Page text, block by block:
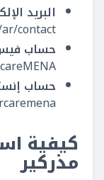
البريد
contact
حساب
حساب
كيفية
مذركير